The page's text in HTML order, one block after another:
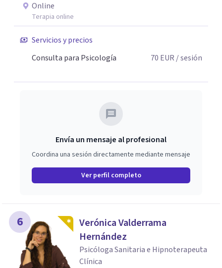
Online
Terapia online
Servicios y precios
Consulta para Psicología
70 EUR / sesión
Envía un mensaje al profesional
Coordina una sesión directamente mediante mensaje
Ver perfil completo
6
Verónica Valderrama
Hernández
Psicóloga Sanitaria e Hipnoterapeuta
Clínica